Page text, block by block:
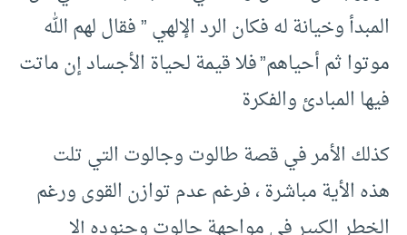
المبدأ وخيانة له فكان الرد الإلهي ” فقال لهم الله
موتوا ثم أحياهم” فلا قيمة لحياة الأجساد إن ماتت
فيها المبادئ والفكرة
كذلك الأمر في قصة طالوت وجالوت التي تلت
هذه الأية مباشرة ، فرغم عدم توازن القوى ورغم